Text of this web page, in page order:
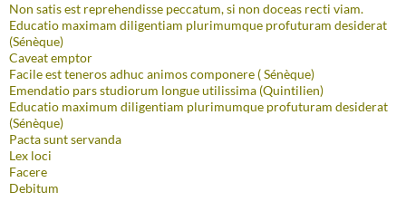
Non satis est reprehendisse peccatum, si non doceas recti viam.
Educatio maximam diligentiam plurimumque profuturam desiderat
(Sénèque)
Caveat emptor
Facile est teneros adhuc animos componere ( Sénèque)
Emendatio pars studiorum longue utilissima (Quintilien)
Educatio maximum diligentiam plurimumque profuturam desiderat
(Sénèque)
Pacta sunt servanda
Lex loci
Facere
Debitum